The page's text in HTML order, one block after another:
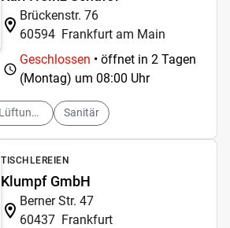
Brückenstr. 76
60594 Frankfurt am Main
Geschlossen • öffnet in 2 Tagen
(Montag) um 08:00 Uhr
Heizungs- und Lüftungsbau Sanitär
TISCHLEREIEN
Klumpf GmbH
Berner Str. 47
60437 Frankfurt